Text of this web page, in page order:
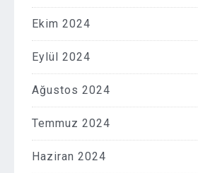
Ekim 2024
Eylül 2024
Ağustos 2024
Temmuz 2024
Haziran 2024